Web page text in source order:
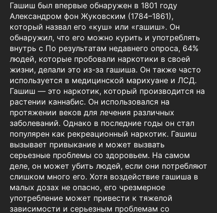
Гашиш был впервые обнаружен в 1801 году
Александром фон Жуковским (1784–1861),
который назвал его «куш» или «гашиш». Он
обнаружил, что его можно курить и употреблять
внутрь с По результатам недавнего опроса, 64%
людей, которые пробовали наркотики в своей
жизни, делали это из-за гашиша. Он также часто
используется в медицинской марихуане и ЛСД.
Гашиш — это наркотик, который производится на
растении каннабис. Он использовался на
протяжении веков для лечения различных
заболеваний. Однако в последние годы он стал
популярен как рекреационный наркотик. Гашиш
вызывает привыкание и может вызвать
серьезные проблемы со здоровьем. На самом
деле, он может убить людей, если они потребляют
слишком много его. Хотя воздействие гашиша в
малых дозах не опасно, его чрезмерное
употребление может привести к тяжелой
зависимости и серьезным проблемам со